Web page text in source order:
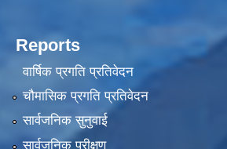
Reports
वार्षिक प्रगति प्रतिवेदन
चौमासिक प्रगति प्रतिवेदन
सार्वजनिक सुनुवाई
सार्वजनिक परीक्षण